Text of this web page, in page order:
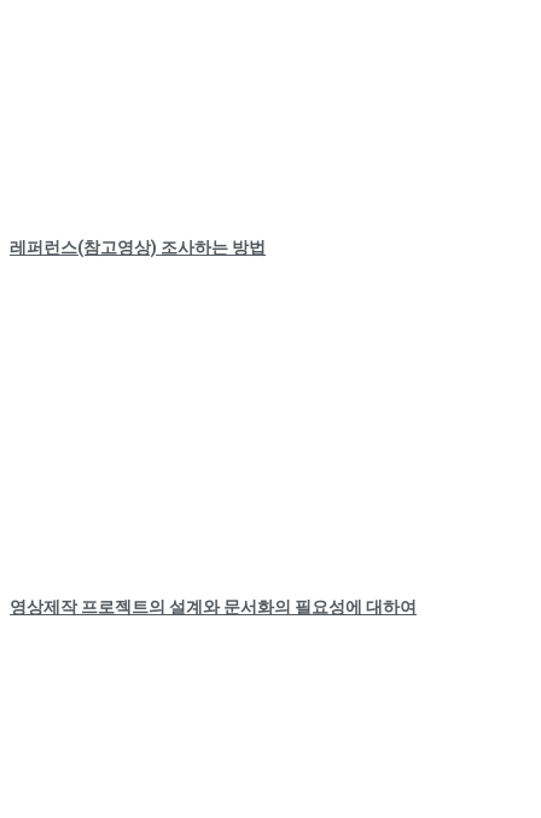
레퍼런스(참고영상) 조사하는 방법
영상제작 프로젝트의 설계와 문서화의 필요성에 대하여